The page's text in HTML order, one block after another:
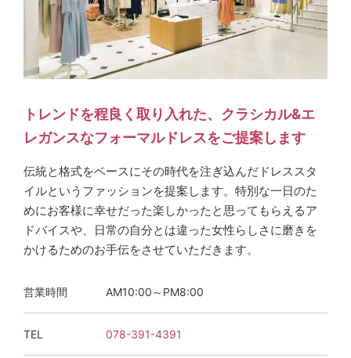
トレンドを程良く取り入れた、クラシカル&エ
レガンスなフォーマルドレスをご提案します
伝統と格式をベースにその時代を注ぎ込んだドレススタ
イルというファッションを提案します。特別な一日のた
めにお客様に幸せだった楽しかったと思ってもらえるア
ドバイスや、日常の自分とは違った女性らしさに磨きを
かけるためのお手伝をさせていただきます。
営業時間 AM10:00～PM8:00
TEL 078-391-4391